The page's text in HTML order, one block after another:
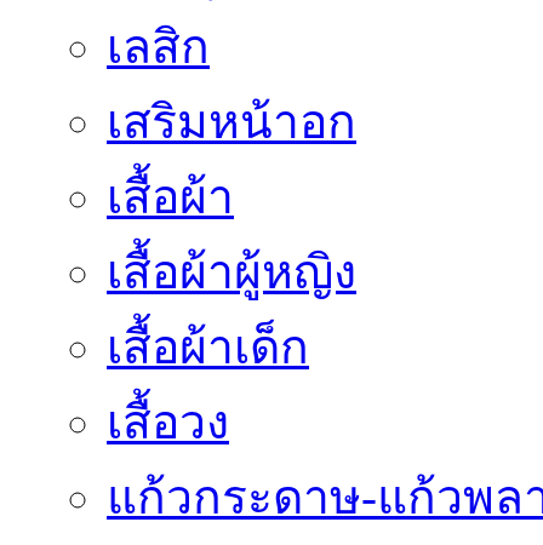
เลสิก
เสริมหน้าอก
เสื้อผ้า
เสื้อผ้าผู้หญิง
เสื้อผ้าเด็ก
เสื้อวง
แก้วกระดาษ-แก้วพล